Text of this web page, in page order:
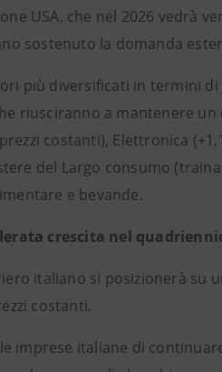
USA, che nel 2026 vedrà
sostenuto la domanda
più diversificati in termini
riusciranno a mantenere un
costanti), Elettronica
del Largo consumo
e bevande.
crescita nel
italiano si posizionerà
costanti.
imprese italiane di